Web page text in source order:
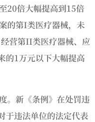
20倍大幅提高到15倍
的第I类医疗器械，未
营第II类医疗器械、应
的1万元以下大幅提高
。新《条例》在处罚违
于违法单位的法定代表